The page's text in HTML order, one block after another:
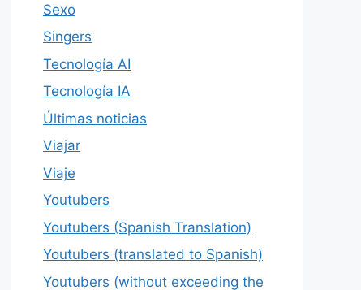
Sexo
Singers
Tecnología AI
Tecnología IA
Últimas noticias
Viajar
Viaje
Youtubers
Youtubers (Spanish Translation)
Youtubers (translated to Spanish)
Youtubers (without exceeding the